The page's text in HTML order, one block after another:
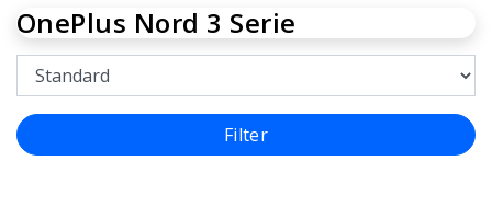
OnePlus Nord 3 Serie
Filter